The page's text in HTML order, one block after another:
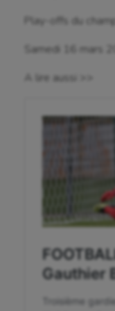
Fitness
Flag
Football
Jeux
Play-offs du
Samedi 16 mars
A lire aussi >>